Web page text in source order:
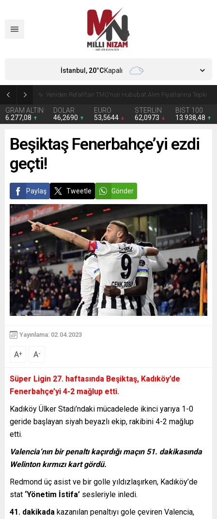
CHP’de Günaydın ve Başarır’ın grup başkanvekilliği düştü
GRAM ALTIN
6.277,08
DOLAR
46,2690
EURO
53,5644
STERLİN
62,0973
BIST 100
13.938,48
İstanbul, 20°CKapalı
Beşiktaş Fenerbahçe’yi ezdi
geçti!
Paylaş Tweetle Gönder
Yayınlama: 02.04.2023
A+ A-
Süper Ligin 27. haftasında Beşiktaş, Kadıköy’de
Fenerbahçe’yi 4-2 mağlup etti.
Kadıköy Ülker Stadı’ndaki mücadelede ikinci yarıya 1-0
geride başlayan siyah beyazlı ekip, rakibini 4-2 mağlup
etti.
Valencia’nın bir penaltı kaçırdığı maçın 51. dakikasında
Welinton kırmızı kart gördü.
Redmond üç asist ve bir golle yıldızlaşırken, Kadıköy’de
stat ‘Yönetim İstifa’ sesleriyle inledi.
41. dakikada kazanılan penaltıyı gole çeviren Valencia,